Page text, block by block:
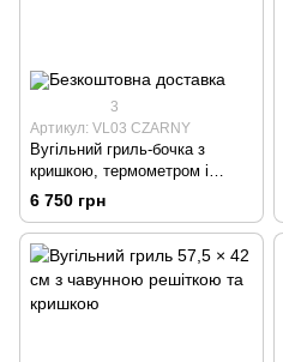
3
Артикул: VL03 CZARNY
Вугільний гриль-бочка з
кришкою, термометром і
полицями
6 750 грн